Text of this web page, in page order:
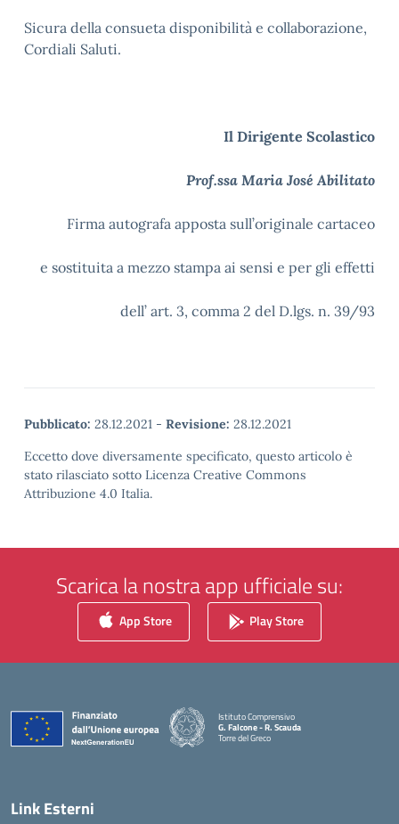
Sicura della consueta disponibilità e collaborazione,
Cordiali Saluti.
Il Dirigente Scolastico
Prof.ssa Maria José Abilitato
Firma autografa apposta sull’originale cartaceo
e sostituita a mezzo stampa ai sensi e per gli effetti
dell’ art. 3, comma 2 del D.lgs. n. 39/93
Pubblicato: 28.12.2021 - Revisione: 28.12.2021
Eccetto dove diversamente specificato, questo articolo è
stato rilasciato sotto Licenza Creative Commons
Attribuzione 4.0 Italia.
Scarica la nostra app ufficiale su:
App Store Play Store
Istituto Comprensivo
G. Falcone - R. Scauda
Torre del Greco
Link Esterni